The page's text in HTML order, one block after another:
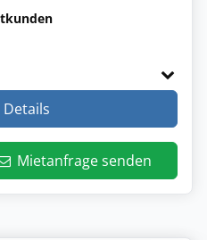
Mietanfrage senden